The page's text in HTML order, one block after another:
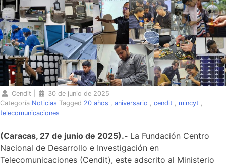
Cendit
30 de junio de 2025
Categoría Noticias Tagged 20 años aniversario cendit mincyt
telecomunicaciones
(Caracas, 27 de junio de 2025).- La Fundación Centro
Nacional de Desarrollo e Investigación en
Telecomunicaciones (Cendit), este adscrito al Ministerio